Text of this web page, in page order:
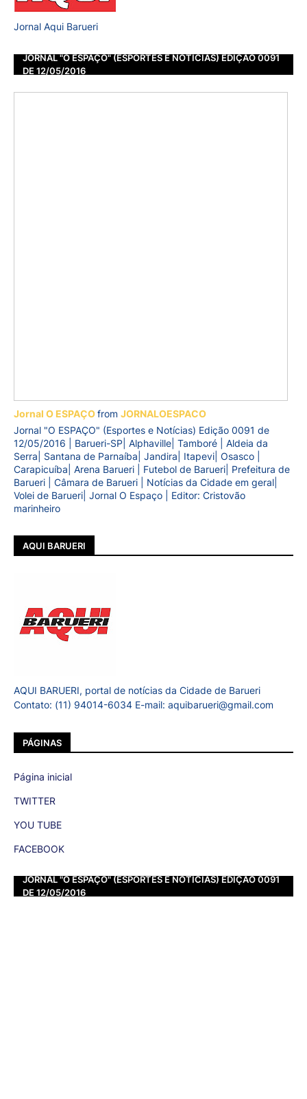
Jornal Aqui Barueri
JORNAL "O ESPAÇO" (ESPORTES E NOTÍCIAS) EDIÇÃO 0091
DE 12/05/2016
Jornal O ESPAÇOfrom JORNALOESPACO
Jornal "O ESPAÇO" (Esportes e Notícias) Edição 0091 de
12/05/2016 | Barueri-SP| Alphaville| Tamboré | Aldeia da
Serra| Santana de Parnaíba| Jandira| Itapevi| Osasco |
Carapicuíba| Arena Barueri | Futebol de Barueri| Prefeitura de
Barueri | Câmara de Barueri | Notícias da Cidade em geral|
Volei de Barueri| Jornal O Espaço | Editor: Cristovão
marinheiro
AQUI BARUERI
AQUI BARUERI, portal de notícias da Cidade de Barueri
Contato: (11) 94014-6034 E-mail: aquibarueri@gmail.com
PÁGINAS
Página inicial
TWITTER
YOU TUBE
FACEBOOK
JORNAL "O ESPAÇO" (ESPORTES E NOTÍCIAS) EDIÇÃO 0091
DE 12/05/2016